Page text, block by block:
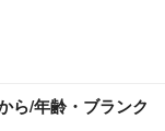
ら/年齢・ブランク